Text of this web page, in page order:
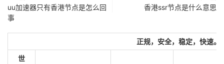
uu加速器只有香港节点是怎么回
事
香港ssr节点是什么意思
正规，安全，稳定，快速。
世